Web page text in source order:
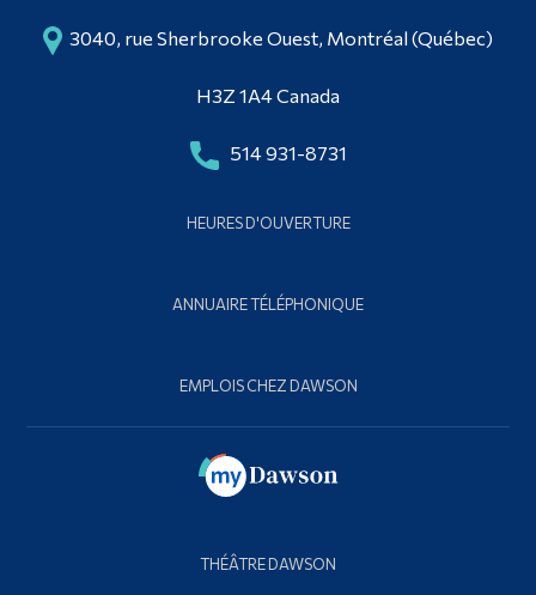
3040, rue Sherbrooke Ouest, Montréal (Québec)
H3Z 1A4 Canada
514 931-8731
HEURES D'OUVERTURE
ANNUAIRE TÉLÉPHONIQUE
EMPLOIS CHEZ DAWSON
THÉÂTRE DAWSON